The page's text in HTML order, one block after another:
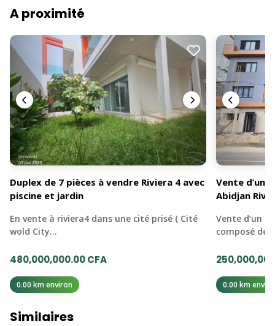
A proximité
Duplex de 7 pièces à vendre Riviera 4 avec
piscine et jardin
En vente à riviera4 dans une cité prisé ( Cité
wold City…
480,000,000.00 CFA
0.00 km environ
Vente d’un
Abidjan
Vente d’un
composé de
0.00 km
Similaires